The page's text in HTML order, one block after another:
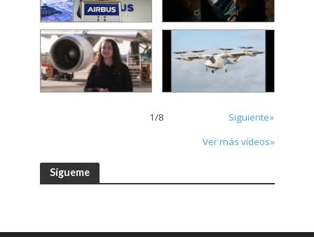
1/8
Siguiente»
Ver más vídeos»
Sígueme